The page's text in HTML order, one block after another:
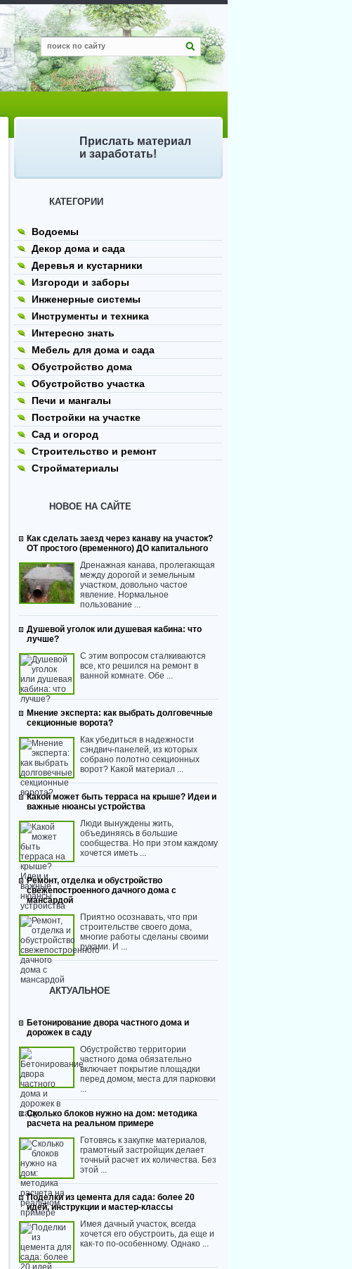
Прислать материал
и заработать!
КАТЕГОРИИ
Водоемы
Декор дома и сада
Деревья и кустарники
Изгороди и заборы
Инженерные системы
Инструменты и техника
Интересно знать
Мебель для дома и сада
Обустройство дома
Обустройство участка
Печи и мангалы
Постройки на участке
Сад и огород
Строительство и ремонт
Стройматериалы
НОВОЕ НА САЙТЕ
Как сделать заезд через канаву на участок?
ОТ простого (временного) ДО капитального
Дренажная канава, пролегающая
между дорогой и земельным
участком, довольно частое
явление. Нормальное
пользование ...
Душевой уголок или душевая кабина: что
лучше?
С этим вопросом сталкиваются
все, кто решился на ремонт в
ванной комнате. Обе ...
Мнение эксперта: как выбрать долговечные
секционные ворота?
Как убедиться в надежности
сэндвич-панелей, из которых
собрано полотно секционных
ворот? Какой материал ...
Какой может быть терраса на крыше? Идеи и
важные нюансы устройства
Люди вынуждены жить,
объединяясь в большие
сообщества. Но при этом каждому
хочется иметь ...
Ремонт, отделка и обустройство
свежепостроенного дачного дома с
мансардой
Приятно осознавать, что при
строительстве своего дома,
многие работы сделаны своими
руками. И ...
АКТУАЛЬНОЕ
Бетонирование двора частного дома и
дорожек в саду
Обустройство территории
частного дома обязательно
включает покрытие площадки
перед домом, места для парковки
...
Сколько блоков нужно на дом: методика
расчета на реальном примере
Готовясь к закупке материалов,
грамотный застройщик делает
точный расчет их количества. Без
этой ...
Поделки из цемента для сада: более 20
идей, инструкции и мастер-классы
Имея дачный участок, всегда
хочется его обустроить, да еще и
как-то по-особенному. Однако ...